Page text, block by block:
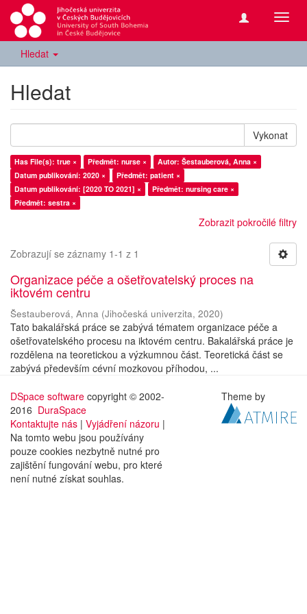
Hledat
Hledat
Vykonat
Has File(s): true × Předmět: nurse ×
Autor: Šestauberová, Anna ×
Datum publikování: 2020 ×
Předmět: patient ×
Datum publikování: [2020 TO 2021] ×
Předmět: nursing care ×
Předmět: sestra ×
Zobrazit pokročilé filtry
Zobrazují se záznamy 1-1 z 1
Organizace péče a ošetřovatelský proces na
iktovém centru
Šestauberová, Anna (Jihočeská univerzita, 2020)
Tato bakalářská práce se zabývá tématem organizace péče a
ošetřovatelského procesu na iktovém centru. Bakalářská práce je
rozdělena na teoretickou a výzkumnou část. Teoretická část se
zabývá především cévní mozkovou příhodou, ...
DSpace software copyright © 2002-
2016 DuraSpace
Kontaktujte nás | Vyjádření názoru |
Na tomto webu jsou používány
pouze cookies nezbytně nutné pro
zajištění fungování webu, pro které
není nutné získat souhlas.
Theme by